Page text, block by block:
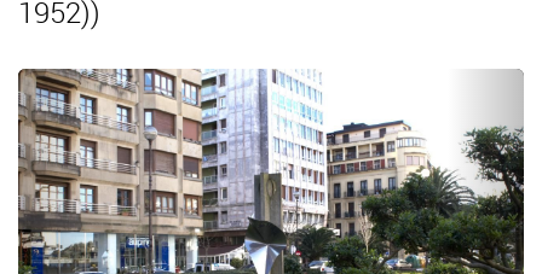
1952))